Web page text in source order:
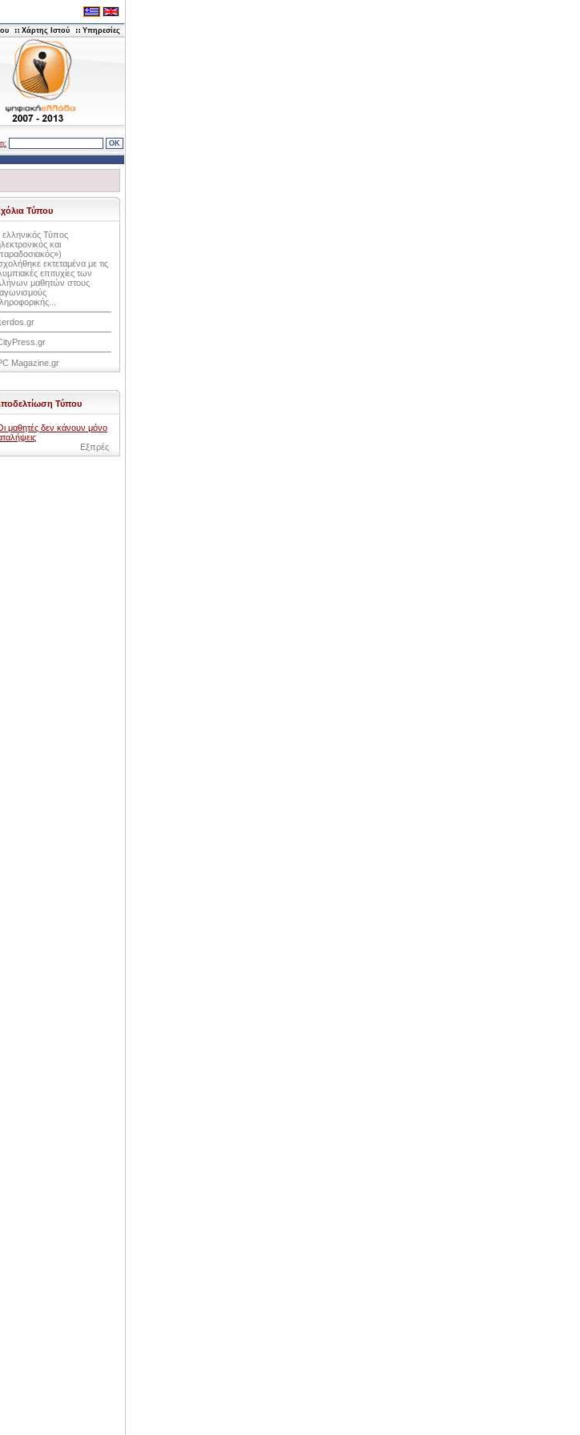
Χάρτης Ιστού Υπηρεσίες
Τύπου
ελληνικός Τύπος
και
εκτεταμένα με τις
επιτυχίες των
μαθητών στους
Magazine.gr
Τύπου
μαθητές δεν κάνουν μόνο
Εξπρές